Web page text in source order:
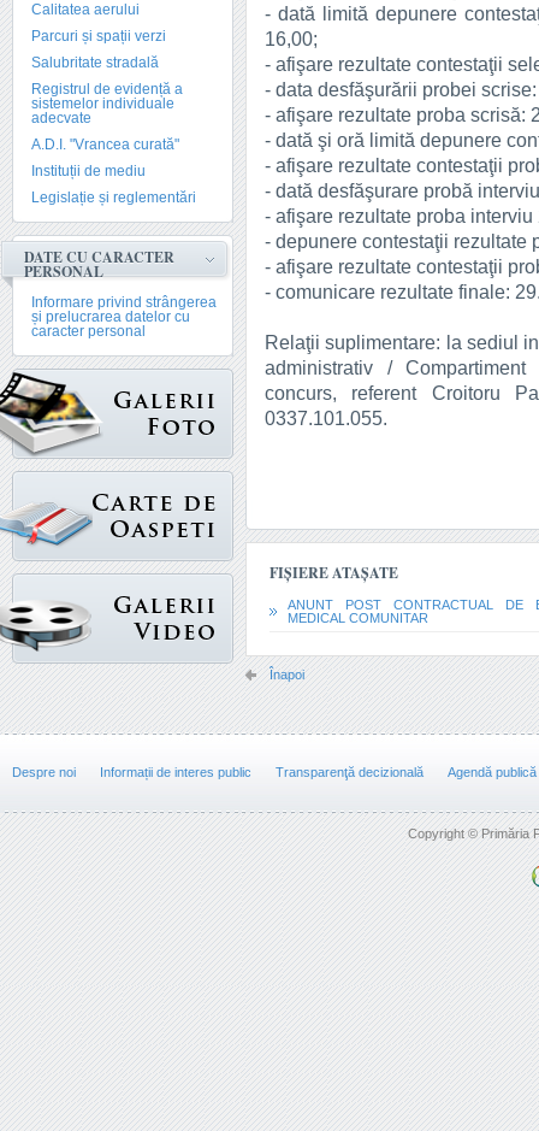
Calitatea aerului
Parcuri și spații verzi
Salubritate stradală
Registrul de evidență a
sistemelor individuale
adecvate
A.D.I. "Vrancea curată"
Instituții de mediu
Legislație și reglementări
DATE CU CARACTER
PERSONAL
Informare privind strângerea
și prelucrarea datelor cu
caracter personal
- dată limită depunere
16,00;
- afişare rezultate contestaţii
- data desfăşurării probei
- afişare rezultate proba scrisă:
- dată şi oră limită depunere
- afişare rezultate contestaţii
- dată desfăşurare probă
- afişare rezultate proba
- depunere contestaţii rezultate
- afişare rezultate contestaţii
- comunicare rezultate finale:
Relaţii suplimentare: la sediul
administrativ /
concurs, referent Croitoru
0337.101.055.
FIȘIERE ATAȘATE
ANUNT POST CONTRACTUAL DE
MEDICAL COMUNITAR
Înapoi
Despre noi Informații de interes public Transparenţă decizională Agendă publică
Copyright © Primăria